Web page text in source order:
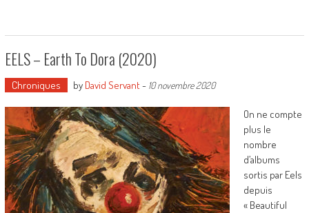
EELS – Earth To Dora (2020)
Chroniques by David Servant- 10 novembre 2020
On ne compte
plus le
nombre
d’albums
sortis par Eels
depuis
« Beautiful